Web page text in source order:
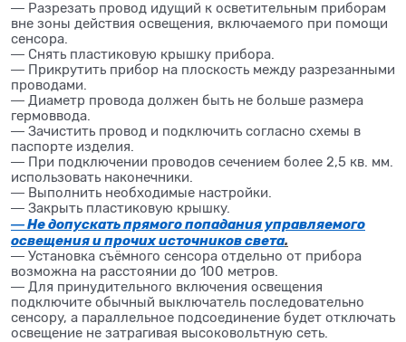
― Разрезать провод идущий к осветительным приборам
вне зоны действия освещения, включаемого при помощи
сенсора.
― Снять пластиковую крышку прибора.
― Прикрутить прибор на плоскость между разрезанными
проводами.
― Диаметр провода должен быть не больше размера
гермоввода.
― Зачистить провод и подключить согласно схемы в
паспорте изделия.
― При подключении проводов сечением более 2,5 кв. мм.
использовать наконечники.
― Выполнить необходимые настройки.
― Закрыть пластиковую крышку.
― Не допускать прямого попадания управляемого
освещения и прочих источников света.
― Установка съёмного сенсора отдельно от прибора
возможна на расстоянии до 100 метров.
― Для принудительного включения освещения
подключите обычный выключатель последовательно
сенсору, а параллельное подсоединение будет отключать
освещение не затрагивая высоковольтную сеть.